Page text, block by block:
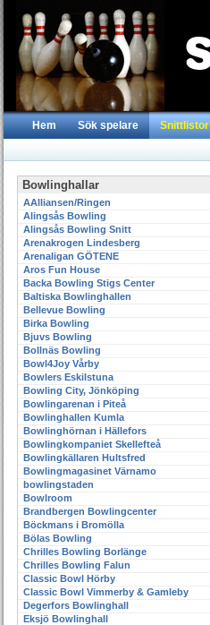
Hem Sök spelare Snittlistor
Bowlinghallar
AAlliansen/Ringen
Alingsås Bowling
Alingsås Bowling Snitt
Arenakrogen Lindesberg
Arenaligan GÖTENE
Aros Fun House
Backa Bowling Stigs Center
Baltiska Bowlinghallen
Bellevue Bowling
Birka Bowling
Bjuvs Bowling
Bollnäs Bowling
Bowl4Joy Vårby
Bowlers Eskilstuna
Bowling City, Jönköping
Bowlingarenan i Piteå
Bowlinghallen Kumla
Bowlinghörnan i Hällefors
Bowlingkompaniet Skellefteå
Bowlingkällaren Hultsfred
Bowlingmagasinet Värnamo
bowlingstaden
Bowlroom
Brandbergen Bowlingcenter
Böckmans i Bromölla
Bölas Bowling
Chrilles Bowling Borlänge
Chrilles Bowling Falun
Classic Bowl Hörby
Classic Bowl Vimmerby & Gamleby
Degerfors Bowlinghall
Eksjö Bowlinghall